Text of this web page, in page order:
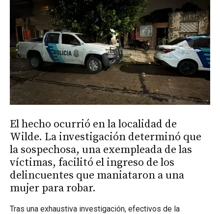
El hecho ocurrió en la localidad de
Wilde. La investigación determinó que
la sospechosa, una exempleada de las
víctimas, facilitó el ingreso de los
delincuentes que maniataron a una
mujer para robar.
Tras una exhaustiva investigación, efectivos de la